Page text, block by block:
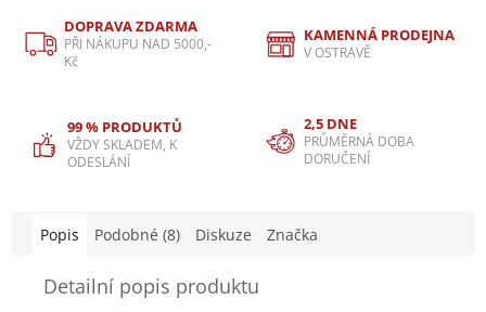
DOPRAVA ZDARMA
PŘI NÁKUPU NAD 5000,-
Kč
KAMENNÁ PRODEJNA
V OSTRAVĚ
99 % PRODUKTŮ
VŽDY SKLADEM, K
ODESLÁNÍ
2,5 DNE
PRŮMĚRNÁ DOBA
DORUČENÍ
Popis Podobné (8) Diskuze Značka
Detailní popis produktu